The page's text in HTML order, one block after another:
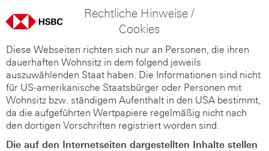
Rechtliche Hinweise /
Cookies
Diese Webseiten richten sich nur an Personen, die ihren
dauerhaften Wohnsitz in dem folgend jeweils
auszuwählenden Staat haben. Die Informationen sind nicht
für US-amerikanische Staatsbürger oder Personen mit
Wohnsitz bzw. ständigem Aufenthalt in den USA bestimmt,
da die aufgeführten Wertpapiere regelmäßig nicht nach
den dortigen Vorschriften registriert worden sind.
Die auf den Internetseiten dargestellten Inhalte stellen